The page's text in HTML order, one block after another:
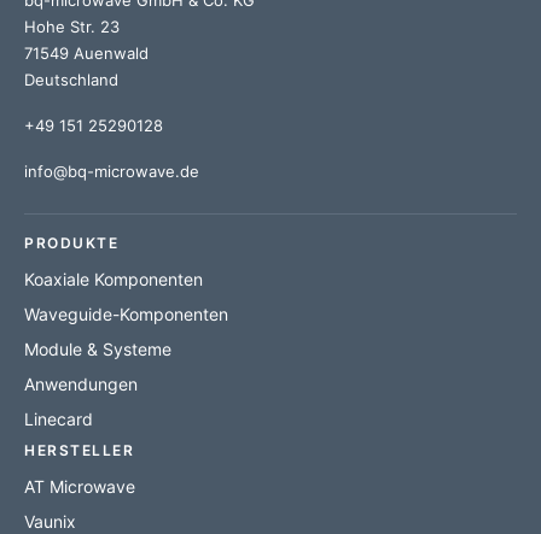
Hohe Str. 23
71549 Auenwald
Deutschland
+49 151 25290128
info@bq-microwave.de
PRODUKTE
Koaxiale Komponenten
Waveguide-Komponenten
Module & Systeme
Anwendungen
Linecard
HERSTELLER
AT Microwave
Vaunix